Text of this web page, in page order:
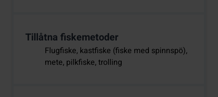
Tillåtna fiskemetoder
Flugfiske, kastfiske (fiske med spinnspö),
mete, pilkfiske, trolling